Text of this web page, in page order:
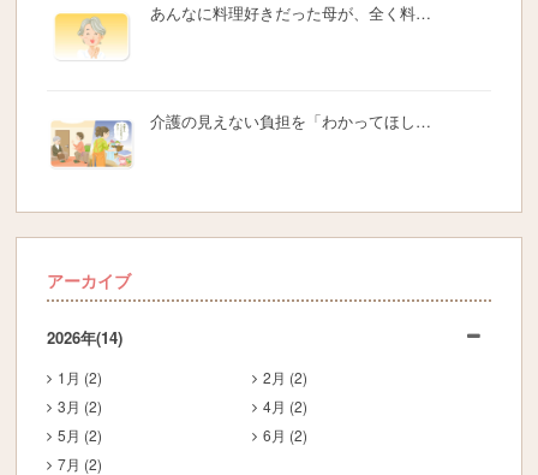
あんなに料理好きだった母が、全く料…
介護の見えない負担を「わかってほし…
アーカイブ
2026年(14)
1月 (2)
2月 (2)
3月 (2)
4月 (2)
5月 (2)
6月 (2)
7月 (2)